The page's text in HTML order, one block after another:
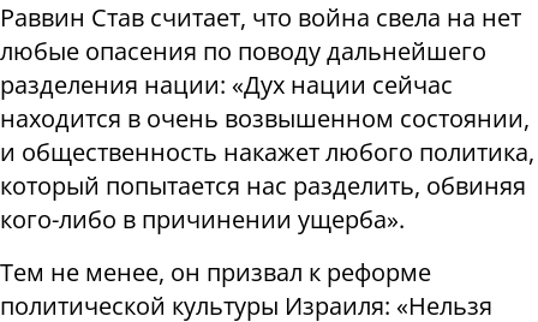
Раввин Став считает, что война свела на нет
любые опасения по поводу дальнейшего
разделения нации: «Дух нации сейчас
находится в очень возвышенном состоянии,
и общественность накажет любого политика,
который попытается нас разделить, обвиняя
кого-либо в причинении ущерба».
Тем не менее, он призвал к реформе
политической культуры Израиля: «Нельзя